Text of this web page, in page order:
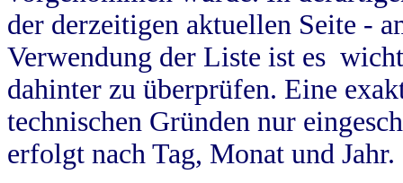
der derzeitigen aktuellen Seite -
Verwendung der Liste ist es
dahinter zu überprüfen. Eine
technischen Gründen nur
erfolgt nach Tag, Monat und Jahr.